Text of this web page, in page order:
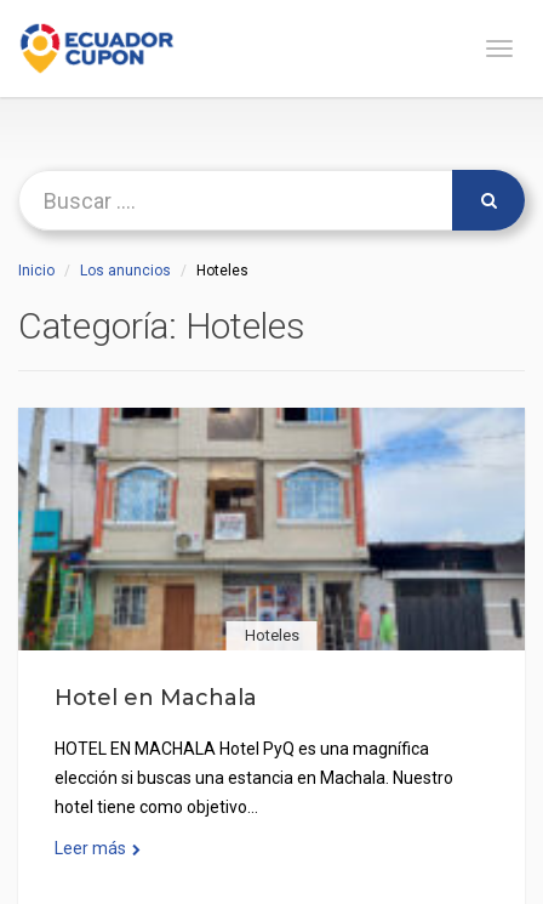
Inicio Los anuncios Hoteles
Categoría: Hoteles
Hoteles
Hotel en Machala
HOTEL EN MACHALA Hotel PyQ es una magnífica
elección si buscas una estancia en Machala. Nuestro
hotel tiene como objetivo…
Leer más